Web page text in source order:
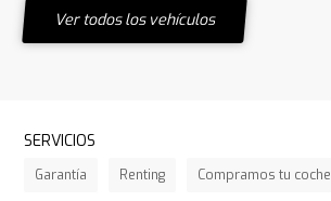
Ver todos los vehículos
SERVICIOS
Garantía Renting Compramos tu coche